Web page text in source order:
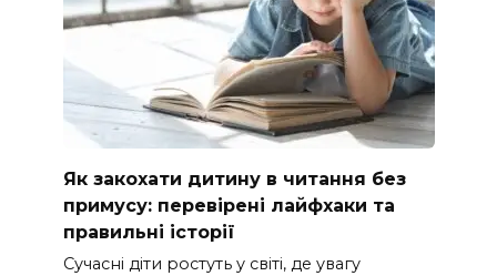
Як закохати дитину в читання без
примусу: перевірені лайфхаки та
правильні історії
Сучасні діти ростуть у світі, де увагу